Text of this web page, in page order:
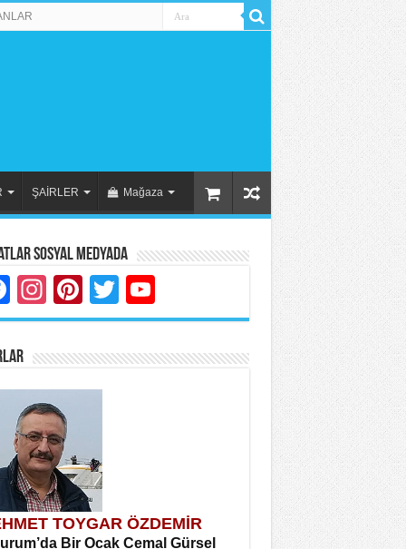
ŞAİRLER Mağaza
Sosyal Medyada
Facebook
Instagram
Pinterest
Twitter
TOYGAR ÖZDEMİR
Bir Ocak Cemal Gürsel